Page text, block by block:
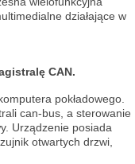
działające w
CAN.
pokładowego.
can-bus, a sterowanie
Urządzenie posiada
otwartych drzwi,